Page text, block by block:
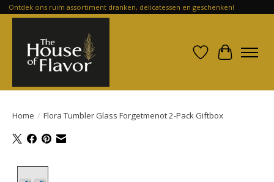
Ontdek ons ruim assortiment dranken, delicatessen en geschenken!
Verlanglijst
Home / Flora Tumbler Glass Forgetmenot 2-Pack Giftbox